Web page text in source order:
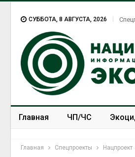
СУББОТА, 8 АВГУСТА, 2026
Главная ЧП/ЧС
Главная Спецпроекты Нацпроект